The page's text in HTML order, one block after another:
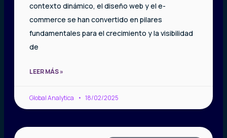
contexto dinámico, el diseño web y el e-
commerce se han convertido en pilares
fundamentales para el crecimiento y la visibilidad
de
LEER MÁS »
Global Analytica 18/02/2025